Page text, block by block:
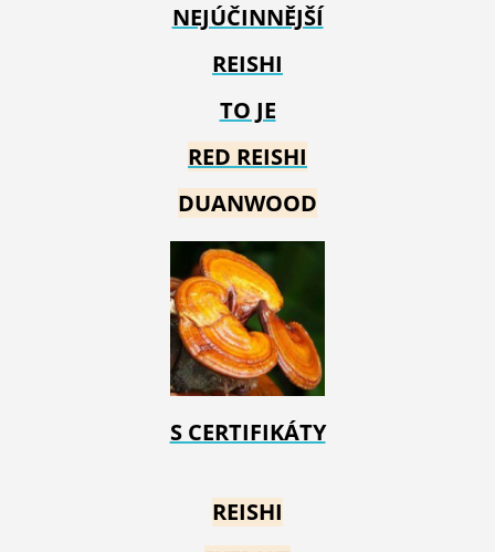
NEJÚČINNĚJŠÍ
REISHI
TO JE
RED REISHI
DUANWOOD
S CERTIFIKÁTY
REISHI